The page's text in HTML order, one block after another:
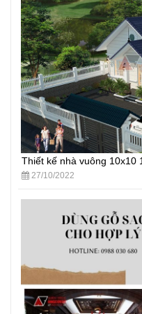
Thiết kế nhà vuông 10x10
27/10/2022